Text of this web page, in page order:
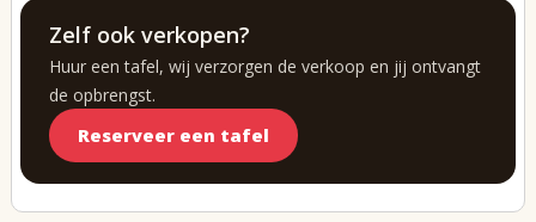
Zelf ook verkopen?
Huur een tafel, wij verzorgen de verkoop en jij ontvangt
de opbrengst.
Reserveer een tafel